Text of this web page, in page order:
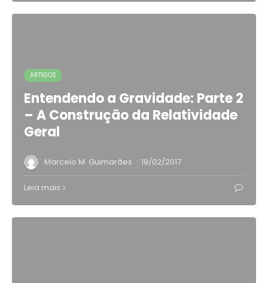
ARTIGOS
Entendendo a Gravidade: Parte 2
– A Construção da Relatividade
Geral
Marcelo M. Guimarães · 19/02/2017
Leia mais